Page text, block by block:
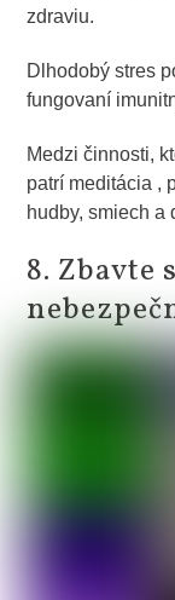
zdraviu.
Dlhodobý stres
fungovaní
Medzi činnosti,
patrí meditácia ,
hudby, smiech a
8. Zbavte